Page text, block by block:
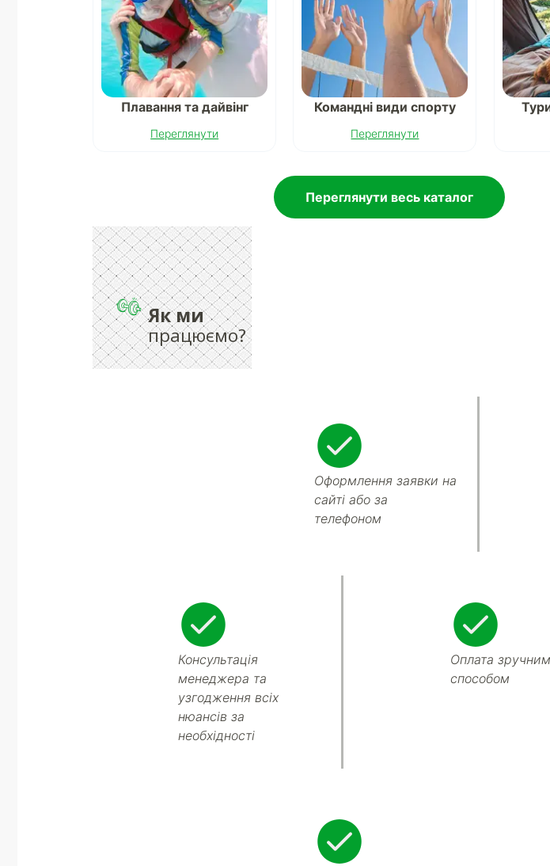
Плавання та дайвінг
Переглянути
Командні види спорту
Переглянути
Переглянути весь каталог
Як ми
працюємо?
Оформлення заявки на
сайті або за
телефоном
Консультація
менеджера та
узгодження всіх
нюансів за
необхідності
Оплата зручним
способом